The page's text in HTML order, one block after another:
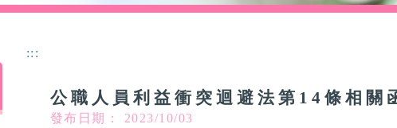
:::
公職人員利益衝突迴避法第14條相關
發布日期： 2023/10/03